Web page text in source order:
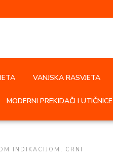
VANJSKA RASVJETA
MODERNI PREKIDAČI I UTIČNICE
INDIKACIJOM, CRNI